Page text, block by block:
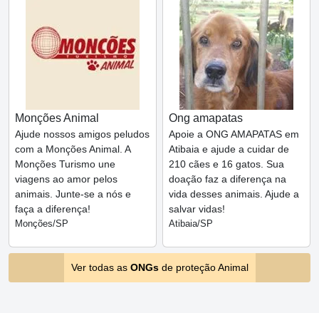
Monções Animal
Ajude nossos amigos peludos
com a Monções Animal. A
Monções Turismo une
viagens ao amor pelos
animais. Junte-se a nós e
faça a diferença!
Monções/SP
Ong amapatas
Apoie a ONG AMAPATAS em
Atibaia e ajude a cuidar de
210 cães e 16 gatos. Sua
doação faz a diferença na
vida desses animais. Ajude a
salvar vidas!
Atibaia/SP
Ver todas as ONGsde proteção Animal